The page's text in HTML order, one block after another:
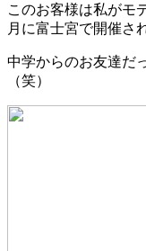
このお客様は私がモ
月に富士宮で開催さ
中学からのお友達だ
（笑）